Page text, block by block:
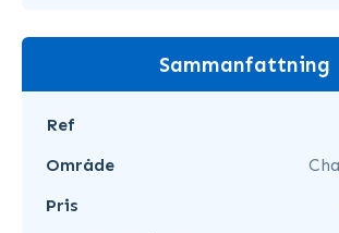
Sammanfattning
Ref
Område
Pris